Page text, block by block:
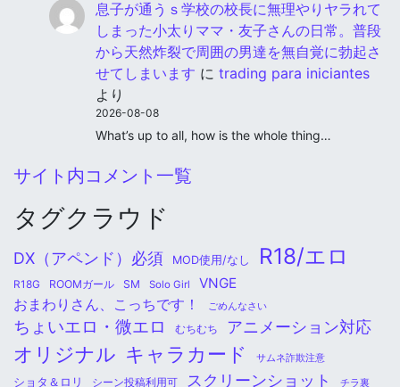
息子が通うｓ学校の校長に無理やりヤラれて
しまった小太りママ・友子さんの日常。普段
から天然炸裂で周囲の男達を無自覚に勃起さ
せてしまいます に trading para iniciantes
より
2026-08-08
What’s up to all, how is the whole thing…
サイト内コメント一覧
タグクラウド
DX（アペンド）必須 MOD使用/なし R18/エロ
R18G ROOMガール SM Solo Girl VNGE
おまわりさん、こっちです！ ごめんなさい
ちょいエロ・微エロ むちむち アニメーション対応
オリジナル キャラカード サムネ詐欺注意
ショタ＆ロリ シーン投稿利用可 スクリーンショット チラ裏